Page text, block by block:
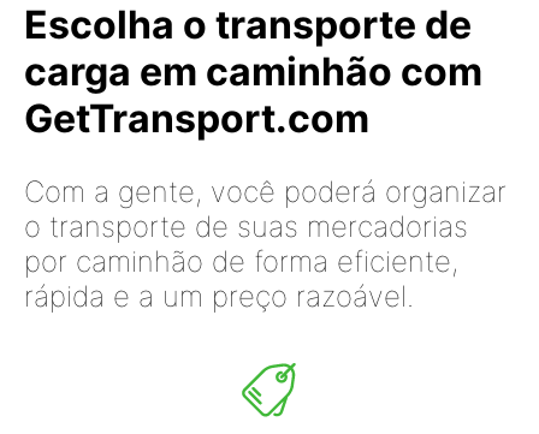
Escolha o transporte de
carga em caminhão com
GetTransport.com
Com a gente, você poderá organizar
o transporte de suas mercadorias
por caminhão de forma eficiente,
rápida e a um preço razoável.